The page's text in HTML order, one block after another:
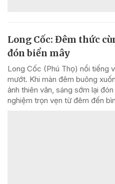
Long Cốc: Đêm thức
đón biển mây
Long Cốc (Phú Thọ) nổi tiếng
mướt. Khi màn đêm buông
ảnh thiên văn, sáng sớm lại
nghiệm trọn vẹn từ đêm đến